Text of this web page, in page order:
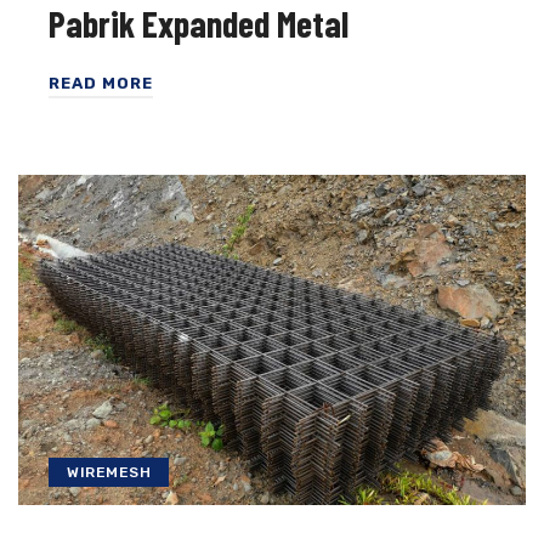
Pabrik Expanded Metal
READ MORE
WIREMESH